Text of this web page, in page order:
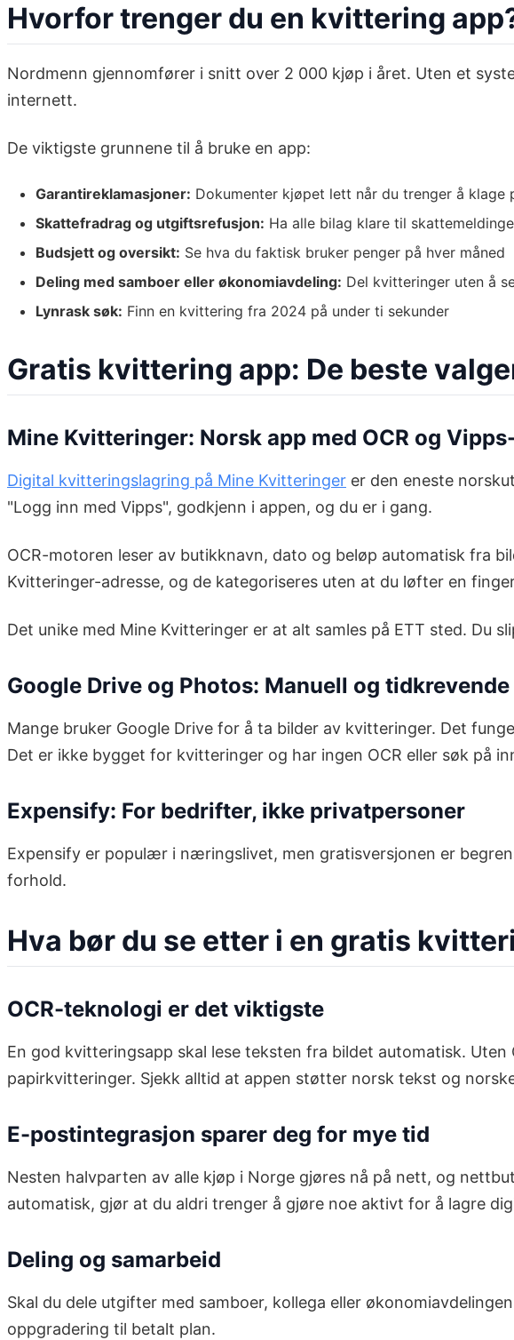
Hvorfor trenger du en kvittering
Nordmenn gjennomfører i snitt over 2 000 kjøp i året. Uten et
internett.
De viktigste grunnene til å bruke en app:
Garantireklamasjoner: Dokumenter kjøpet lett når du trenger å klage
Skattefradrag og utgiftsrefusjon: Ha alle bilag klare til
Budsjett og oversikt: Se hva du faktisk bruker penger på hver måned
Deling med samboer eller økonomiavdeling: Del kvitteringer uten å
Lynrask søk: Finn en kvittering fra 2024 på under ti sekunder
Gratis kvittering app: De beste
Mine Kvitteringer: Norsk app med OCR og
Digital kvitteringslagring på Mine Kvitteringer er den eneste
"Logg inn med Vipps", godkjenn i appen, og du er i gang.
OCR-motoren leser av butikknavn, dato og beløp automatisk fra
Kvitteringer-adresse, og de kategoriseres uten at du løfter en
Det unike med Mine Kvitteringer er at alt samles på ETT sted. Du
Google Drive og Photos: Manuell og tidkrevende
Mange bruker Google Drive for å ta bilder av kvitteringer. Det
Det er ikke bygget for kvitteringer og har ingen OCR eller søk på
Expensify: For bedrifter, ikke privatpersoner
Expensify er populær i næringslivet, men gratisversjonen er
forhold.
Hva bør du se etter i en gratis
OCR-teknologi er det viktigste
En god kvitteringsapp skal lese teksten fra bildet automatisk.
papirkvitteringer. Sjekk alltid at appen støtter norsk tekst og
E-postintegrasjon sparer deg for mye tid
Nesten halvparten av alle kjøp i Norge gjøres nå på nett, og
automatisk, gjør at du aldri trenger å gjøre noe aktivt for å lagre
Deling og samarbeid
Skal du dele utgifter med samboer, kollega eller
oppgradering til betalt plan.